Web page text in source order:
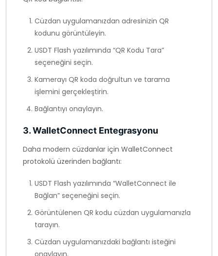
Cüzdan uygulamanızdan adresinizin QR
kodunu görüntüleyin.
USDT Flash yazılımında “QR Kodu Tara”
seçeneğini seçin.
Kamerayı QR koda doğrultun ve tarama
işlemini gerçekleştirin.
Bağlantıyı onaylayın.
3. WalletConnect Entegrasyonu
Daha modern cüzdanlar için WalletConnect
protokolü üzerinden bağlantı:
USDT Flash yazılımında “WalletConnect ile
Bağlan” seçeneğini seçin.
Görüntülenen QR kodu cüzdan uygulamanızla
tarayın.
Cüzdan uygulamanızdaki bağlantı isteğini
onaylayın.